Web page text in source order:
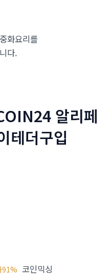
화요리를
다.
알리페
테더구입
91% 코인믹싱